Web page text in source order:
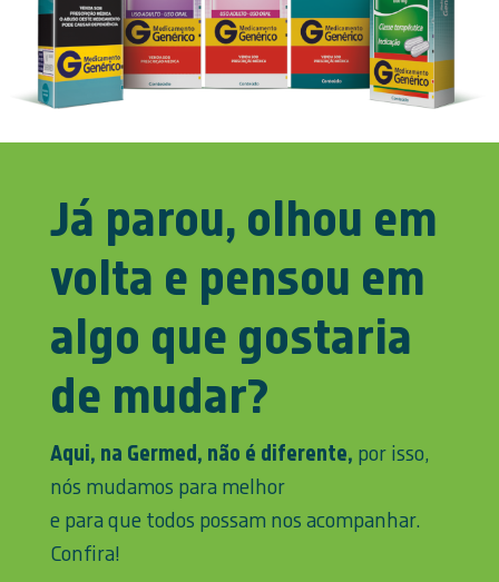
Já parou, olhou em
volta e pensou em
algo que gostaria
de mudar?
Aqui, na Germed, não é diferente, por isso,
nós mudamos para melhor
e para que todos possam nos acompanhar.
Confira!